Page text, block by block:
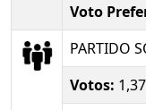
Voto
PARTIDO
Votos: